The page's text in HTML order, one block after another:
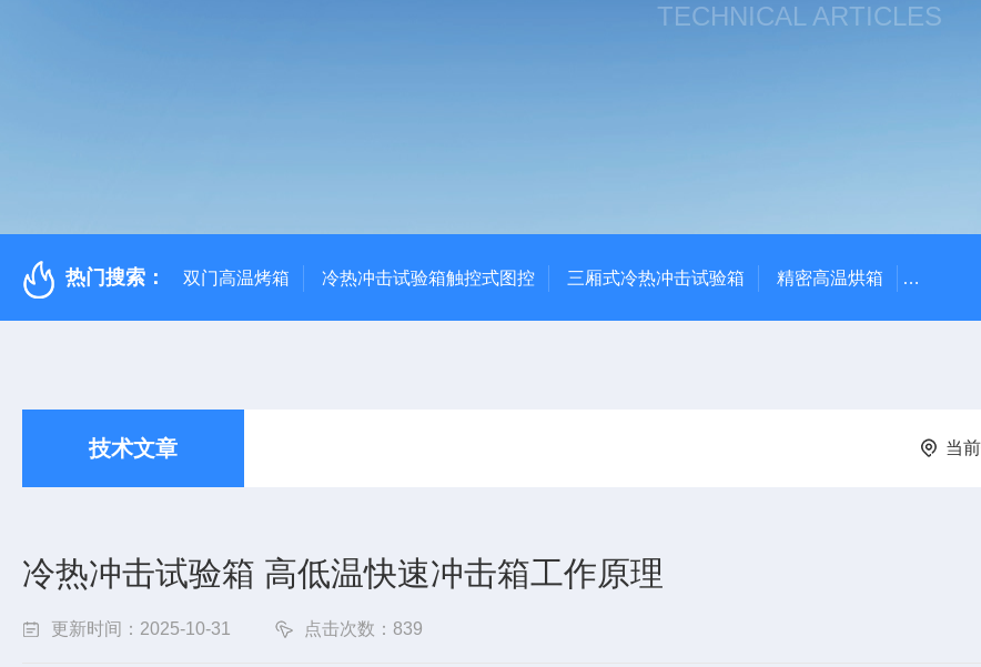
TECHNICAL ARTICLES
热门搜索： 双门高温烤箱 冷热冲击试验箱触控式图控 三厢式冷热冲击试验箱 精密高温烘箱 YTX-
技术文章 当
冷热冲击试验箱 高低温快速冲击箱工作原理
更新时间：2025-10-31 点击次数：839